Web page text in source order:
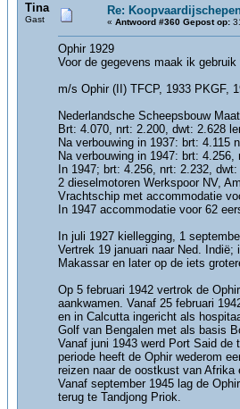
Tina
Gast
Re:
« Antwoord #360 Gepost op:
Ophir 1929
Voor de gegevens maak ik
m/s Ophir (II) TFCP, 1933 PKGF,
Nederlandsche Scheepsbouw
Brt: 4.070, nrt: 2.200, dwt: 2.628
Na verbouwing in 1937: brt: 4.115
Na verbouwing in 1947: brt:
In 1947; brt: 4.256, nrt: 2.232,
2 dieselmotoren Werkspoor NV,
Vrachtschip met accommodatie
In 1947 accommodatie voor 62
In juli 1927 kiellegging, 1
Vertrek 19 januari naar Ned.
Makassar en later op de iets
Op 5 februari 1942 vertrok de
aankwamen. Vanaf 25 februari
en in Calcutta ingericht als
Golf van Bengalen met als basis
Vanaf juni 1943 werd Port Said
periode heeft de Ophir wederom
reizen naar de oostkust van
Vanaf september 1945 lag de
terug te Tandjong Priok.